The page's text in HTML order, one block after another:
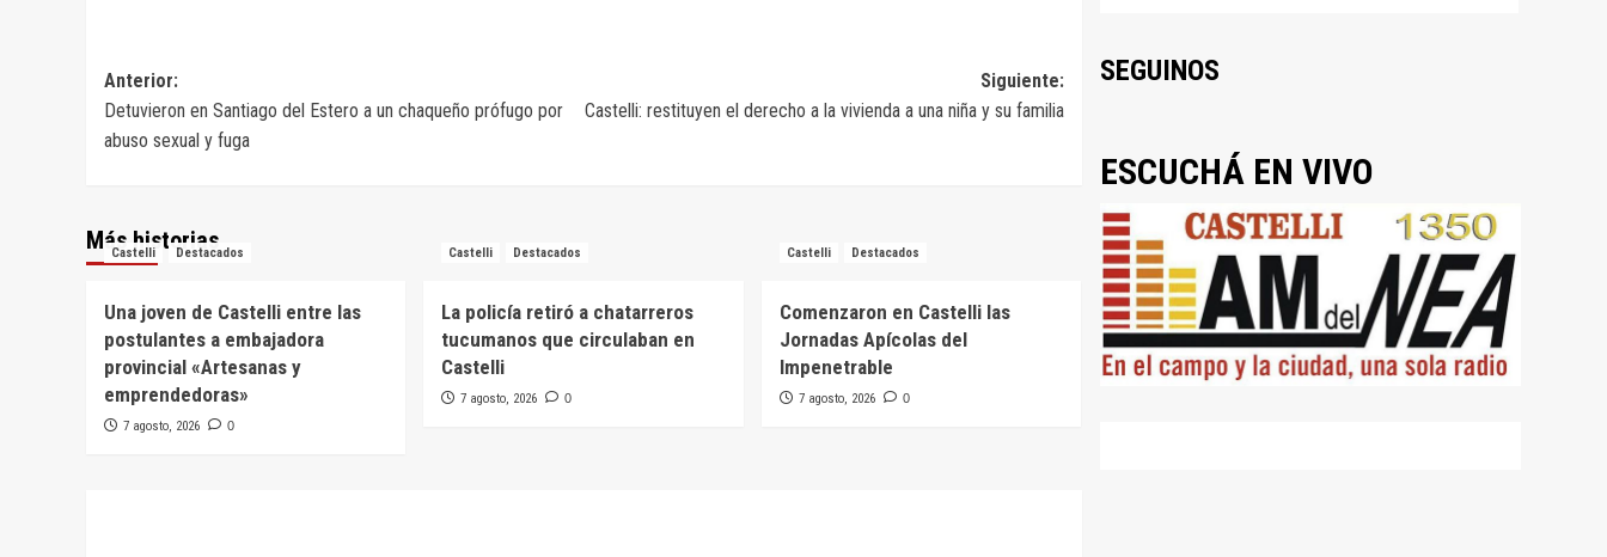
Navegación
de
entradas
Anterior:
Detuvieron en Santiago del Estero a un chaqueño prófugo por
abuso sexual y fuga
Siguiente:
Castelli: restituyen el derecho a la vivienda a una niña y su familia
Más historias
Castelli Destacados
Una joven de Castelli entre las
postulantes a embajadora
provincial «Artesanas y
emprendedoras»
7 agosto, 2026 0
Castelli Destacados
La policía retiró a chatarreros
tucumanos que circulaban en
Castelli
7 agosto, 2026 0
Castelli Destacados
Comenzaron en Castelli las
Jornadas Apícolas del
Impenetrable
7 agosto, 2026 0
SEGUINOS
ESCUCHÁ EN VIVO